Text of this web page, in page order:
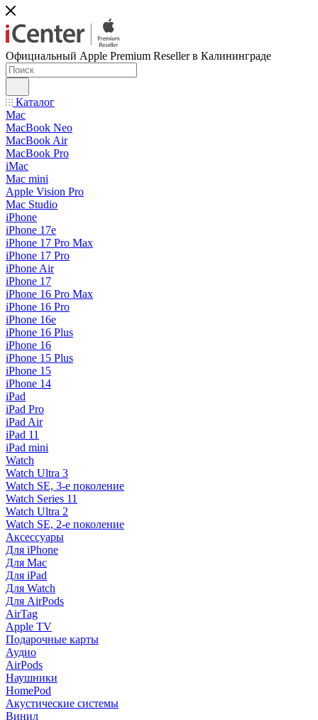
Официальный Apple Premium Reseller в Калининграде
Каталог
Mac
MacBook Neo
MacBook Air
MacBook Pro
iMac
Mac mini
Apple Vision Pro
Mac Studio
iPhone
iPhone 17e
iPhone 17 Pro Max
iPhone 17 Pro
iPhone Air
iPhone 17
iPhone 16 Pro Max
iPhone 16 Pro
iPhone 16e
iPhone 16 Plus
iPhone 16
iPhone 15 Plus
iPhone 15
iPhone 14
iPad
iPad Pro
iPad Air
iPad 11
iPad mini
Watch
Watch Ultra 3
Watch SE, 3-е поколение
Watch Series 11
Watch Ultra 2
Watch SE, 2-е поколение
Аксессуары
Для iPhone
Для Mac
Для iPad
Для Watch
Для AirPods
AirTag
Apple TV
Подарочные карты
Аудио
AirPods
Наушники
HomePod
Акустические системы
Винил